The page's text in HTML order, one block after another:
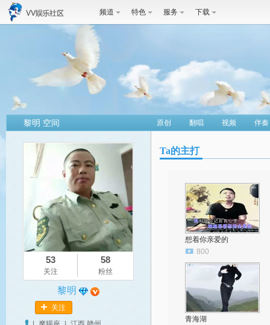
频道 特色 服务 下载
黎明 空间 原创 翻唱 视频 伴奏
53
关注
58
粉丝
黎明
关注
Ta的主打
想着你亲爱的
800
青海湖